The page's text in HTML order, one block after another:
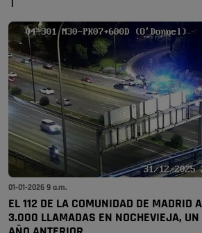
01-01-2026 9 a.m.
EL 112 DE LA COMUNIDAD DE MADRID
3.000 LLAMADAS EN NOCHEVIEJA, UN